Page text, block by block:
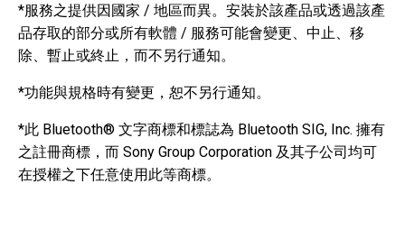
*服務之提供因國家 / 地區而異。安裝於該產品或透過該產
品存取的部分或所有軟體 / 服務可能會變更、中止、移
除、暫止或終止，而不另行通知。
*功能與規格時有變更，恕不另行通知。
*此 Bluetooth® 文字商標和標誌為 Bluetooth SIG, Inc. 擁有
之註冊商標，而 Sony Group Corporation 及其子公司均可
在授權之下任意使用此等商標。